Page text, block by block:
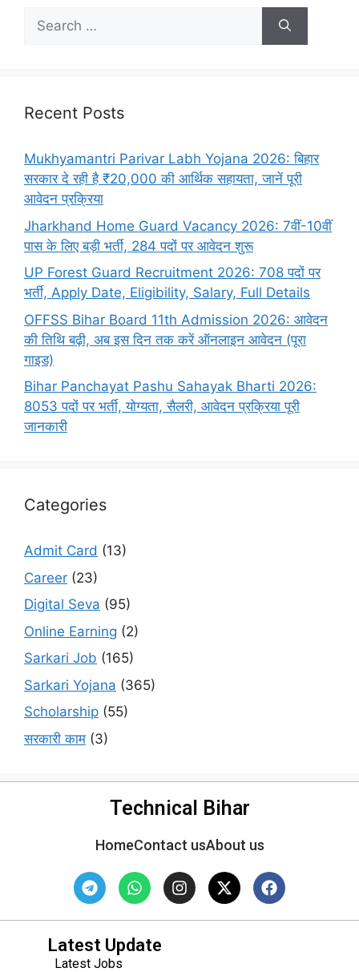
Recent Posts
Mukhyamantri Parivar Labh Yojana 2026: बिहार
सरकार दे रही है ₹20,000 की आर्थिक सहायता, जानें पूरी
आवेदन प्रक्रिया
Jharkhand Home Guard Vacancy 2026: 7वीं-10वीं
पास के लिए बड़ी भर्ती, 284 पदों पर आवेदन शुरू
UP Forest Guard Recruitment 2026: 708 पदों पर
भर्ती, Apply Date, Eligibility, Salary, Full Details
OFFSS Bihar Board 11th Admission 2026: आवेदन
की तिथि बढ़ी, अब इस दिन तक करें ऑनलाइन आवेदन (पूरा
गाइड)
Bihar Panchayat Pashu Sahayak Bharti 2026:
8053 पदों पर भर्ती, योग्यता, सैलरी, आवेदन प्रक्रिया पूरी
जानकारी
Categories
Admit Card (13)
Career (23)
Digital Seva (95)
Online Earning (2)
Sarkari Job (165)
Sarkari Yojana (365)
Scholarship (55)
सरकारी काम (3)
Technical Bihar
HomeContact usAbout us
Latest Update
Latest Jobs